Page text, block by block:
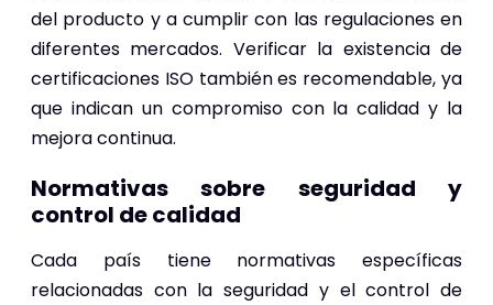
del producto y a cumplir con las regulaciones en
diferentes mercados. Verificar la existencia de
certificaciones ISO también es recomendable, ya
que indican un compromiso con la calidad y la
mejora continua.
Normativas sobre seguridad y
control de calidad
Cada país tiene normativas específicas
relacionadas con la seguridad y el control de